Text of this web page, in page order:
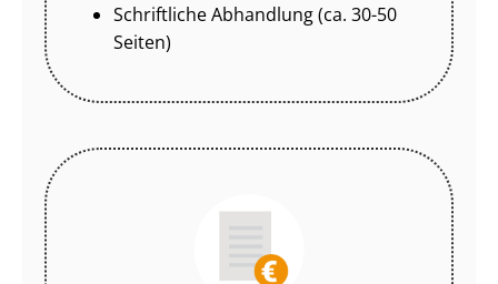
Schriftliche Abhandlung (ca. 30-50
Seiten)